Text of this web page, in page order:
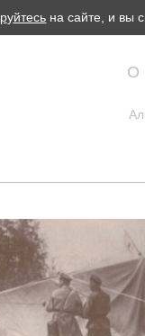
на сайте, и вы
О